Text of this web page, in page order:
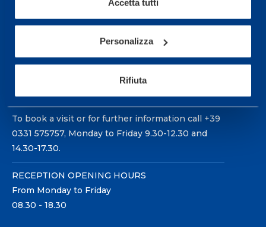
Accetta tutti
Personalizza
Rifiuta
Sport Service Mapei S.r.l. - Via Busto Fagnano 38,
To book a visit or for further information call +39
0331 575757, Monday to Friday 9.30-12.30 and
14.30-17.30.
RECEPTION OPENING HOURS
From Monday to Friday
08.30 - 18.30